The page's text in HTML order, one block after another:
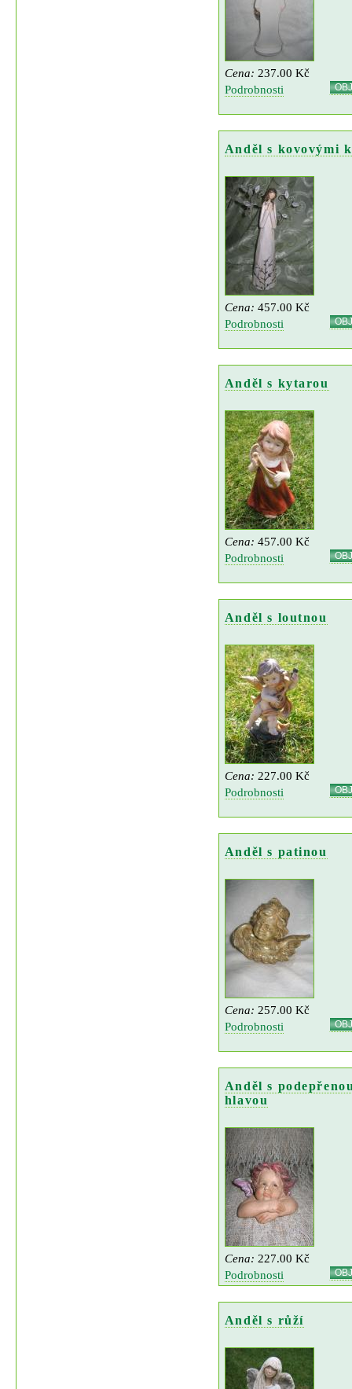
Cena: 237.00 Kč
Podrobnosti
Anděl s kovovými
Cena: 457.00 Kč
Podrobnosti
Anděl s kytarou
Cena: 457.00 Kč
Podrobnosti
Anděl s loutnou
Cena: 227.00 Kč
Podrobnosti
Anděl s patinou
Cena: 257.00 Kč
Podrobnosti
Anděl s
hlavou
Cena: 227.00 Kč
Podrobnosti
Anděl s růží